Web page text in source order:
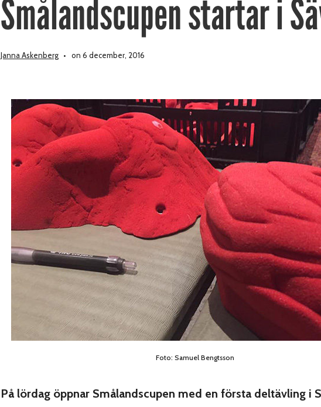
Smålandscupen startar i
Janna Askenberg on 6 december, 2016
Foto: Samuel Bengtsson
På lördag öppnar Smålandscupen med en första deltävling i